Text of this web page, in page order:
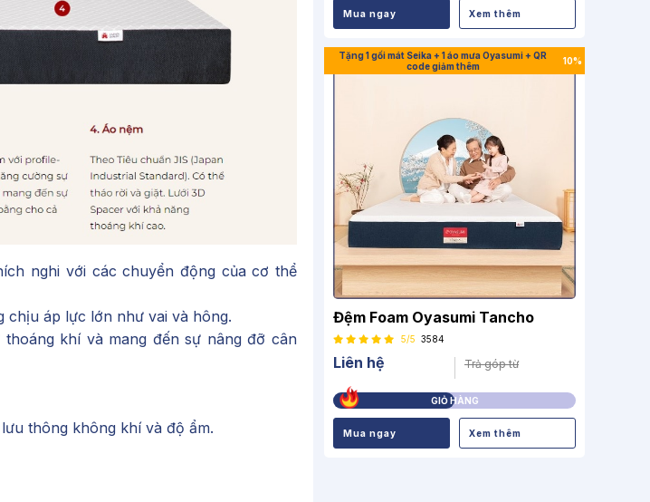
nghi với các chuyển động của cơ thể
chịu áp lực lớn như vai và hông.
khí và mang đến sự nâng đỡ cân
thông không khí và độ ẩm.
Mua ngay Xem thêm
Tặng 1 gối mát Seika + 1 áo mưa Oyasumi + QR
code giảm thêm
10%
Đệm Foam Oyasumi Tancho
5/5 3584
Liên hệ Trả góp từ
GIỎ HÀNG
Mua ngay Xem thêm